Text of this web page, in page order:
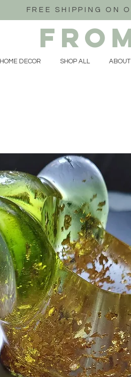
FREE SHIPPING ON
HOME DECOR SHOP ALL ABOUT